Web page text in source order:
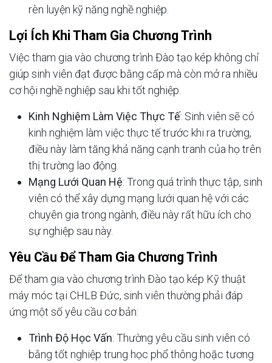
rèn luyện kỹ năng nghề nghiệp.
Lợi Ích Khi Tham Gia Chương Trình
Việc tham gia vào chương trình Đào tạo kép không chỉ
giúp sinh viên đạt được bằng cấp mà còn mở ra nhiều
cơ hội nghề nghiệp sau khi tốt nghiệp.
Kinh Nghiệm Làm Việc Thực Tế: Sinh viên sẽ có
kinh nghiệm làm việc thực tế trước khi ra trường,
điều này làm tăng khả năng cạnh tranh của họ trên
thị trường lao động.
Mạng Lưới Quan Hệ: Trong quá trình thực tập, sinh
viên có thể xây dựng mạng lưới quan hệ với các
chuyên gia trong ngành, điều này rất hữu ích cho
sự nghiệp sau này.
Yêu Cầu Để Tham Gia Chương Trình
Để tham gia vào chương trình Đào tạo kép Kỹ thuật
máy móc tại CHLB Đức, sinh viên thường phải đáp
ứng một số yêu cầu cơ bản:
Trình Độ Học Vấn: Thường yêu cầu sinh viên có
bằng tốt nghiệp trung học phổ thông hoặc tương